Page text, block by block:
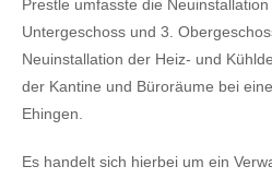
Prestle umfasste die
Untergeschoss und 3.
Neuinstallation der Heiz- und
der Kantine und Büroräume bei
Ehingen.
Es handelt sich hierbei um ein